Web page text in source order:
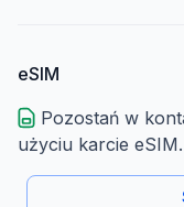
eSIM
Pozostań w
użyciu karcie eSIM.